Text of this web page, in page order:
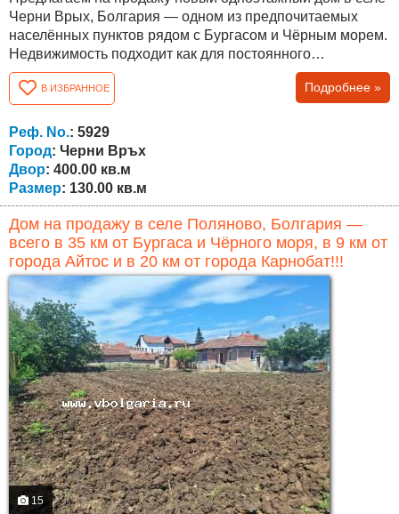
Черни Врых, Болгария — одном из предпочитаемых
населённых пунктов рядом с Бургасом и Чёрным морем.
Недвижимость подходит как для постоянного
проживания, так и для покупки дома в спокойном районе
с быстрым доступом к городу. Площадь дома составляет
130 кв.м, площадь собственного участка — 400 кв.м.
Планировка удобная и функциональная. Дом состоит из
прихожей, просторной...
В ИЗБРАННОЕ Подробнее »
Реф. No.: 5929
Город: Черни Връх
Двор: 400.00 кв.м
Размер: 130.00 кв.м
Дом на продажу в селе Поляново, Болгария —
всего в 35 км от Бургаса и Чёрного моря, в 9 км от
города Айтос и в 20 км от города Карнобат!!!
15